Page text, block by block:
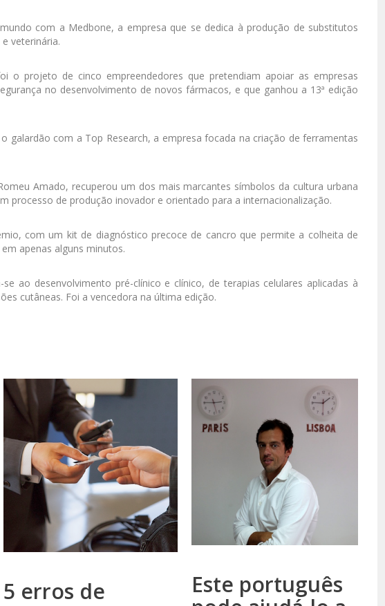
com a Medbone, a empresa que se dedica à produção de substitutos
veterinária.
o projeto de cinco empreendedores que pretendiam apoiar as empresas
no desenvolvimento de novos fármacos, e que ganhou a 13ª edição
galardão com a Top Research, a empresa focada na criação de ferramentas
Amado, recuperou um dos mais marcantes símbolos da cultura urbana
processo de produção inovador e orientado para a internacionalização.
com um kit de diagnóstico precoce de cancro que permite a colheita de
apenas alguns minutos.
ao desenvolvimento pré-clínico e clínico, de terapias celulares aplicadas à
cutâneas. Foi a vencedora na última edição.
5 erros de
Este português